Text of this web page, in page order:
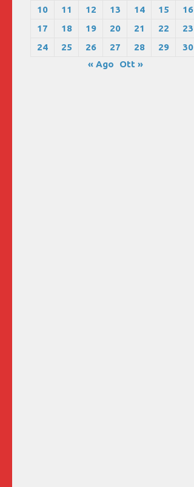
10
11 12 13 14 15
16
17
18 19 20 21 22
23
24
25 26 27 28 29
30
« Ago
Ott »